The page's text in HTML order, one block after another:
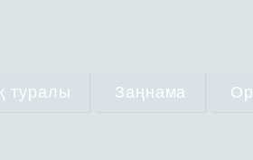
туралы Заңнама